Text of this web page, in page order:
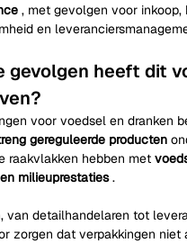
, met gevolgen voor inkoop,
en
gevolgen heeft dit
voor voedsel en dranken
gereguleerde producten
raakvlakken hebben met
milieuprestaties .
van detailhandelaren tot
zorgen dat verpakkingen niet